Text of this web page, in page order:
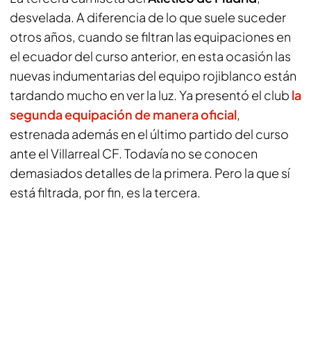
desvelada. A diferencia de lo que suele suceder
otros años, cuando se filtran las equipaciones en
el ecuador del curso anterior, en esta ocasión las
nuevas indumentarias del equipo rojiblanco están
tardando mucho en ver la luz. Ya presentó el club la
segunda equipación de manera oficial,
estrenada además en el último partido del curso
ante el Villarreal CF. Todavía no se conocen
demasiados detalles de la primera. Pero la que sí
está filtrada, por fin, es la tercera.